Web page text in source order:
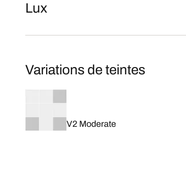
Lux
Variations de teintes
V2 Moderate